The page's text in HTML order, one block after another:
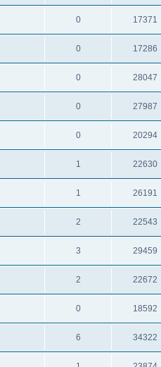
0 17371
0 17286
0 28047
0 27987
0 20294
1 22630
1 26191
2 22543
3 29459
2 22672
0 18592
6 34322